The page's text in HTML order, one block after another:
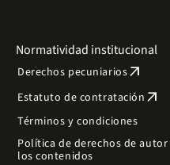
Normatividad institucional
Derechos pecuniariosarrow_outward
Estatuto de contratación arrow_outward
Términos y condiciones
Política de derechos de
los contenidos